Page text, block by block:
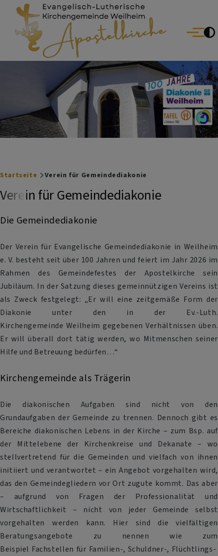
Direkt zum Inhalt
Evang.-Luth. Kirchengemeinde Weilheim
Menü
Breadcrumb
Startseite Verein für Gemeindediakonie
Verein für Gemeindediakonie
Die Gemeindediakonie
Der Verein für Evangelische Gemeindediakonie in Weilheim
e. V. besteht seit über 100 Jahren und feiert im Jahr 2026 im
Rahmen des Gemeindefestes der Apostelkirche sein
Jubiläum. In der Satzung dieses gemeinnützigen Vereins ist
als Zweck festgelegt: „Er will eine zeitgemäße Form der
Diakonie unter den in der Ev.-Luth.
Kirchengemeinde Weilheim gegebenen Verhältnissen üben.
Er will überall dort tätig werden, wo Mitmenschen seiner
Hilfe und Betreuung bedürfen…“
Kirchengemeinde als Trägerin
Die diakonischen Aufgaben sind nicht von den
Grundaufgaben der Gemeinde zu trennen. Dennoch gibt es
Bereiche diakonischen Lebens in der Kirche – zum Bsp. auf
der Mittelebene der Kirchenkreise und Dekanate – wo
stellvertretend für die Gemeinden und vielfach von ihnen
initiiert und verantwortet – ein Angebot vorgehalten wird,
das den Gemeindegliedern vor Ort zugute kommt. Das aber
– aufgrund von Fragen der Professionalität und
Wirtschaftlichkeit – nicht von jeder Gemeinde selbst
vorgehalten werden kann. Hier sind die vielfältigen
Beratungsangebote zu nennen wie zum
Beispiel Fachstellen für Familien-, Schuldner-, Flüchtlings-